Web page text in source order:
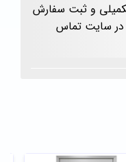
و ثبت سفارش
در سایت تماس